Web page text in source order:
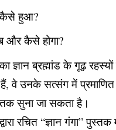
कैसे हुआ?
और कैसे होगा?
ज्ञान ब्रह्मांड के गूढ़
वे उनके सत्संग में
सुना जा सकता है।
रचित “ज्ञान गंगा”